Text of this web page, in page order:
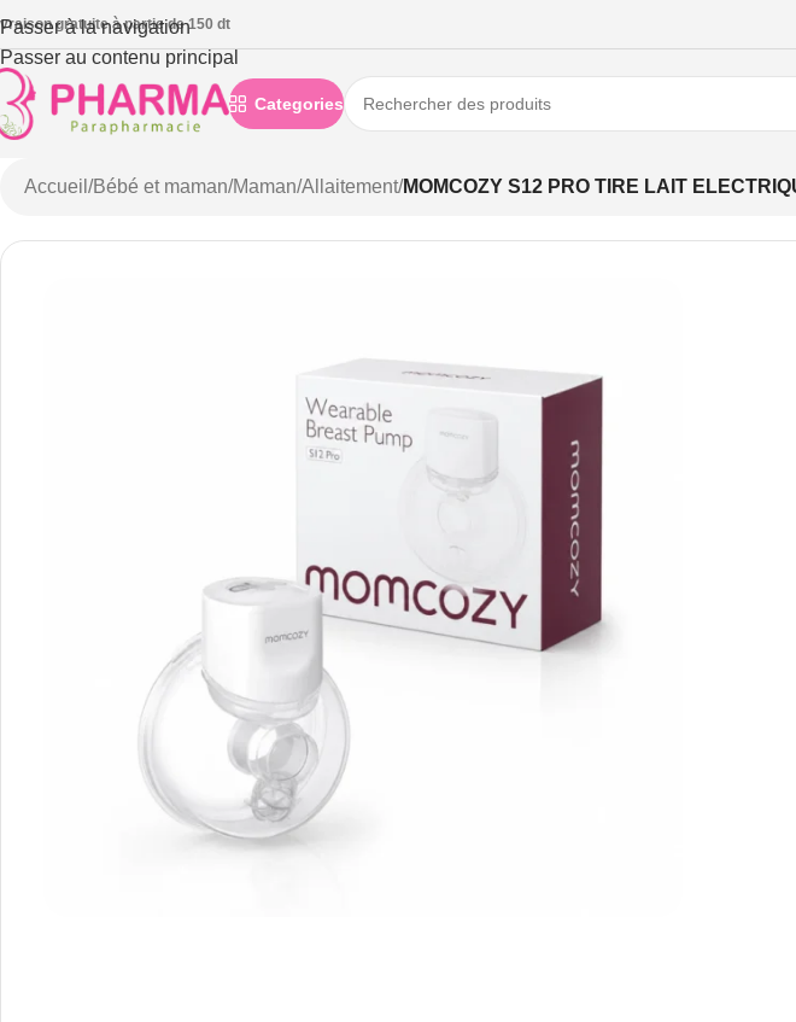
Passer à la navigation
Passer au contenu principal
gratuite à partie de 150 dt
Categories
Accueil /Bébé et maman/Maman/Allaitement/MOMCOZY S12 PRO TIRE LAIT